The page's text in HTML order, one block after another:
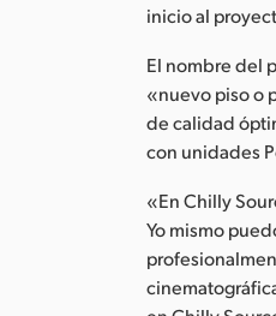
inicio al
El nombre del
«nuevo piso o
de calidad
con unidades
«En Chilly
Yo mismo